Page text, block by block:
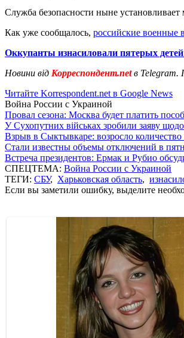
Служба безопасности ныне
Как уже сообщалось, российские военные
Оккупанты изнасиловали пятерых
Новини від Корреспондент.netв Telegram.
Читайте Korrespondent.net в Google News
Война России с Украиной
Провал сезона: Москва будет платить
У Сухопутних військах зробили заяву щодо
Взрыв в Сыктывкаре: возросло
Стали известны объемы отключений в
Встреча президентов: Ермак и Рубио
СПЕЦТЕМА: Война России с Украиной
ТЕГИ: СБУ, Харьковская область,
Если вы заметили ошибку, выделите